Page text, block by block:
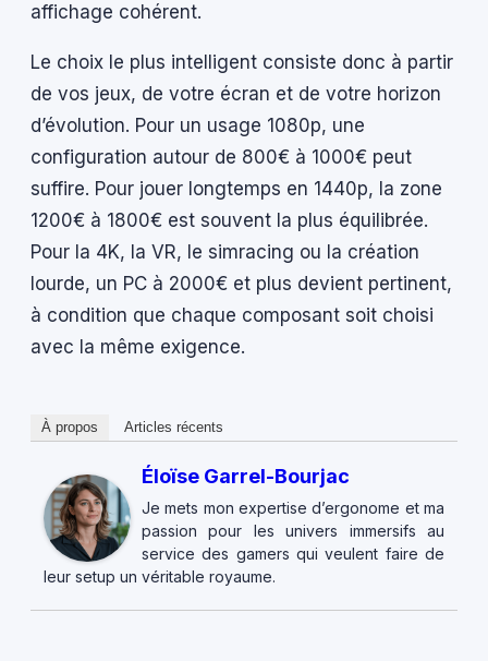
affichage cohérent.
Le choix le plus intelligent consiste donc à partir
de vos jeux, de votre écran et de votre horizon
d’évolution. Pour un usage 1080p, une
configuration autour de 800€ à 1000€ peut
suffire. Pour jouer longtemps en 1440p, la zone
1200€ à 1800€ est souvent la plus équilibrée.
Pour la 4K, la VR, le simracing ou la création
lourde, un PC à 2000€ et plus devient pertinent,
à condition que chaque composant soit choisi
avec la même exigence.
À propos Articles récents
Éloïse Garrel-Bourjac
Je mets mon expertise d’ergonome et ma
passion pour les univers immersifs au
service des gamers qui veulent faire de
leur setup un véritable royaume.